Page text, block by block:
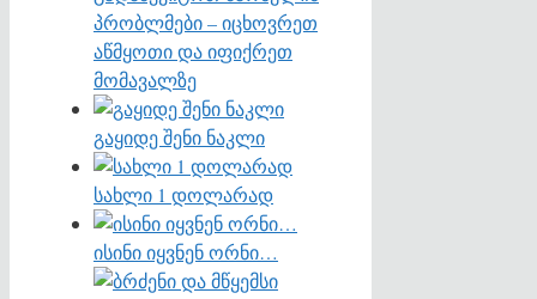
პრობლმები – იცხოვრეთ
აწმყოთი და იფიქრეთ
მომავალზე
გაყიდე შენი ნაკლი
სახლი 1 დოლარად
ისინი იყვნენ ორნი…